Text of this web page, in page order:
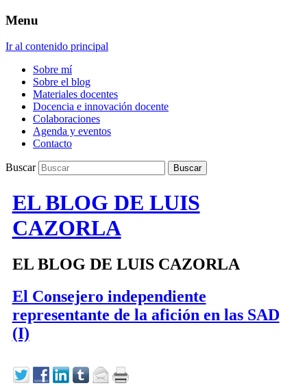
Menu
Ir al contenido principal
Sobre mí
Sobre el blog
Materiales docentes
Docencia e innovación docente
Colaboraciones
Agenda y eventos
Contacto
Buscar
EL BLOG DE LUIS
CAZORLA
EL BLOG DE LUIS CAZORLA
El Consejero independiente
representante de la afición en las SAD
(I)